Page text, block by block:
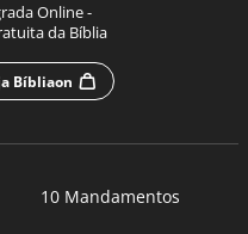
Online -
da Bíblia
Bíbliaon
10 Mandamentos